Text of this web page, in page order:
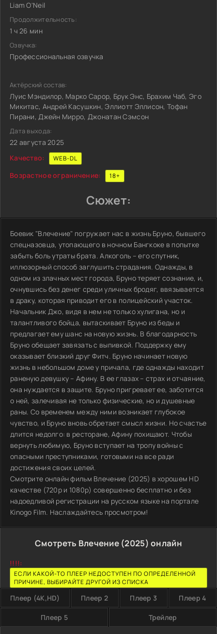
Liam O'Neil
Продолжительность:
1 ч 26 мин
Озвучка:
Профессиональная озвучка
Актёрский состав:
Луис Мэндилор, Марко Сарор, Брук Энс, Брахим Чаб, Эго
Микитас, Андрей Касушкин, Эллиотт Эллисон, Тофан
Пирани, Джейн Мирро, Джонатан Сэмсон
Дата выхода:
22 августа 2025
Качество:
WEB-DL
Возрастное ограничение: 18+
Сюжет:
Боевик "Влечение" погружает нас в жизнь Бруно, бывшего
спецназовца, утопающего в ночном Бангкоке в попытке
забыть боль утраты брата. Алкоголь – его спутник,
иллюзорный способ заглушить страдания. Однажды, в
одном из злачных мест города, Бруно теряет сознание, и,
очнувшись без денег среди уличных бродяг, ввязывается
в драку, которая приводит его в полицейский участок.
Начальник Джо, видя в нем не только хулигана, но и
талантливого бойца, вытаскивает Бруно из беды и
предлагает ему шанс на новую жизнь. В благодарность
Бруно обещает завязать с выпивкой. Поддержку ему
оказывает близкий друг Фитч. Бруно начинает новую
жизнь в небольшом доме у причала, где однажды находит
раненую девушку – Афину. В ее глазах – страх и отчаяние,
она нуждается в защите. Бруно пригревает ее, заботится
о ней, залечивая не только физические, но и душевные
раны. Со временем между ними возникает глубокое
чувство, и Бруно вновь обретает смысл жизни. Но счастье
длится недолго: в ресторане, Афину похищают. Чтобы
вернуть любимую, Бруно вступает на тропу войны с
опасными преступниками, готовыми на все ради
достижения своих целей.
Смотрите онлайн фильм Влечение (2025) в хорошем HD
качестве (720p и 1080p) совершенно бесплатно и без
надоедливой регистрации на русском языке на портале
Kinogo Film. Наслаждайтесь просмотром!
Смотреть Влечение (2025) онлайн
!!!!:
ЕСЛИ КАКОЙ-ТО ПЛЕЕР НЕДОСТУПЕН ПО ОПРЕДЕЛЕННОЙ
ПРИЧИНЕ, ВЫБИРАЙТЕ ДРУГОЙ ИЗ СПИСКА
Плеер (4K,HD) Плеер 2 Плеер 3 Плеер 4
Плеер 5 Трейлер